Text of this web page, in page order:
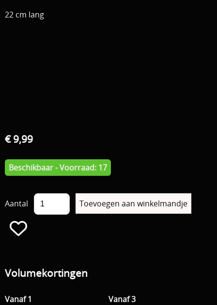
22 cm lang
€ 9,99
Beschikbaar - Voorraad: 17
Aantal
Volumekortingen
Vanaf 1
Vanaf 3